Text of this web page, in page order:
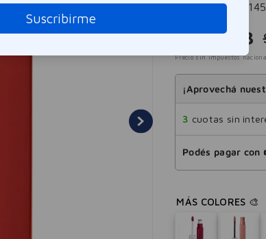
Referencia -
$ 20.793
Precio sin impuestos
¡Aprovechá
3 cuotas sin
Podés pagar con
Suscribirme